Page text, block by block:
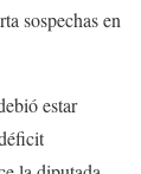
sospechas en
estar